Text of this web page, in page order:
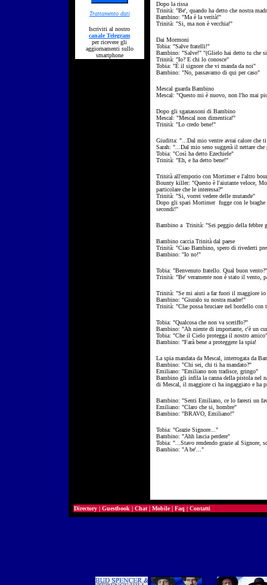
Trattamento dati
Iscriviti al nostro
canale Telegram
per ricevere gli
aggiornamenti sullo
smartphone
Dopo la rissa
Trinità: "Be', quando ha detto che nostra
Bambino: "Ma è la verità!"
Trinità: "Si, ma non è vecchia!"
Dai Mormoni
Tobia: "Salve fratelli!"
Bambino: "Salve!" "(Glielo hai detto tu che
Trinità: "Io? E chi lo conosce"
Tobia: "È il signore che vi manda da noi"
Bambino: "No, passavamo di qui per caso"
Mescal guarda Bambino
Mescal: "Questo mi è nuovo, non l'ho mai
Dopo gli sganassoni di Bambino
Mescal: "Mescal non dimentica!"
Trinità: "Lo credo bene!"
Giuditta: "...Dal mio ventre avrai calore che
Sarah: "...Dal mio seno suggerà il nettare che
Tobia: "Così ha detto Ezechiele"
Trinità: "Eh, e ha detto bene!"
Trinità all'emporio con Mortimer e l'altro
Bounty killer: "Questo è l'aiutante veloce,
particolare che le interessa?"
Trinità: "Si, vorrei vedere delle mutande"
Dopo gli spari Mortimer fugge con le
secondi!"
Bambino a Trinità: "Sei peggio della febbre
Bambino caccia Trinità dal paese
Trinità: "Ciao Bambino, spero di rivederti
Bambino: "Io no!"
Tobia: "Benvenuto fratello. Qual buon vento?"
Trinità: "Be' veramente non è stato il vento,
Trinità: "Se mi aiuti a far fuori il maggiore
Bambino: "Giuralo su nostra madre!"
Trinità: "Che possa bruciare nel bordello con
Tobia: "Qualcosa che non va sceriffo?"
Bambino: "Ah niente di importante, c'è un
Tobia: "Che il Cielo protegga il nostro amico"
Bambino: "Farà bene a proteggere la spia!
La spia mandata da Mescal, interrogata da
Bambino: "Chi sei, chi ti ha mandato?"
Emiliano: "Emiliano non tradisce, gringo"
Bambino gli infila la canna della pistola nel
di Mescal, il maggiore ci ha ingaggiato e ha
Bambino: "Senti Emiliano, ce lo faresti un
Emiliano: "Claro che si, hombre"
Bambino: "BRAVO, Emiliano!"
Tobia: "Grazie Signore..."
Bambino: "Ahh lascia perdere"
Tobia: "...Stavo rendendo grazie al Signore,
Bambino: "A be'..."
Directory | Guestbook | Chat | Mobile| Faq | Contatti